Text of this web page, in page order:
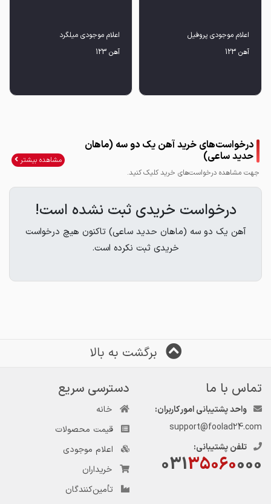
آهن 123
آهن 123
درخواست‌های خرید آهن یک دو سه (ماهان
حدید ساعی)
جهت مشاهده درخواست‌های خرید کلیک کنید.
مشاهده بیشتر
درخواست خریدی ثبت نشده است!
آهن یک دو سه (ماهان حدید ساعی) تاکنون هیچ درخواست
خریدی ثبت نکرده است.
برگشت به بالا
تماس با ما
واحد پشتیبانی امور کاربران:
support@foolad24.com
تلفن پشتیبانی:
03135060000
دسترسی سریع
خانه
قیمت محصولات
اعلام موجودی
خریداران
تأمین‌کنندگان